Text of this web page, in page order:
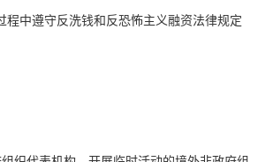
程中遵守反洗钱和反恐怖主义融资法律规定